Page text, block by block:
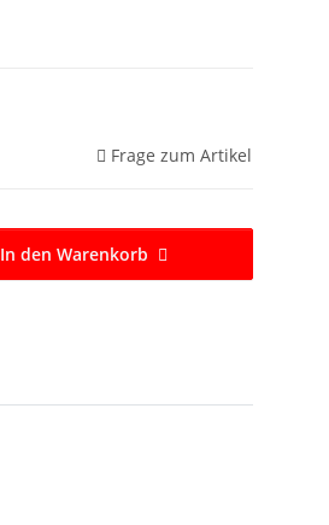
Frage zum Artikel
In den Warenkorb